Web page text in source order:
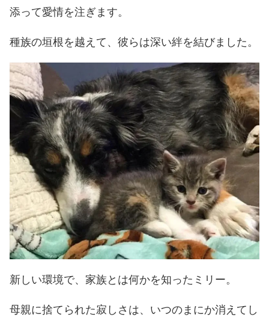
添って愛情を注ぎます。
種族の垣根を越えて、彼らは深い絆を結びました。
新しい環境で、家族とは何かを知ったミリー。
母親に捨てられた寂しさは、いつのまにか消えてし